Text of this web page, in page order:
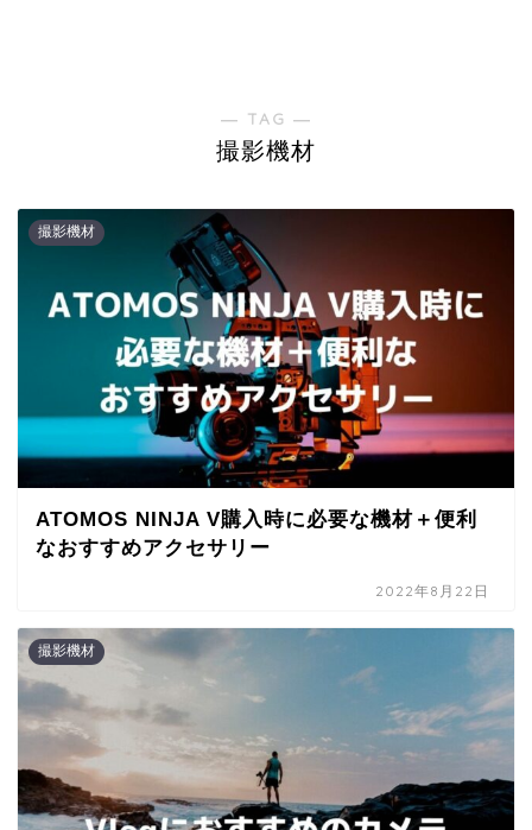
― TAG ―
撮影機材
撮影機材
ATOMOS NINJA V購入時に必要な機材＋便利
なおすすめアクセサリー
2022年8月22日
撮影機材